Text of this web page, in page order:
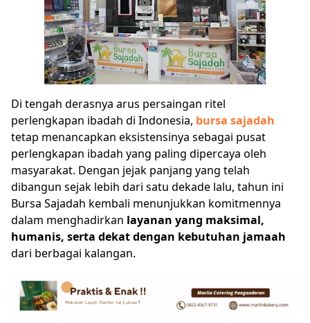
Di tengah derasnya arus persaingan ritel
perlengkapan ibadah di Indonesia, bursa sajadah
tetap menancapkan eksistensinya sebagai pusat
perlengkapan ibadah yang paling dipercaya oleh
masyarakat. Dengan jejak panjang yang telah
dibangun sejak lebih dari satu dekade lalu, tahun ini
Bursa Sajadah kembali menunjukkan komitmennya
dalam menghadirkan layanan yang maksimal,
humanis, serta dekat dengan kebutuhan jamaah
dari berbagai kalangan.